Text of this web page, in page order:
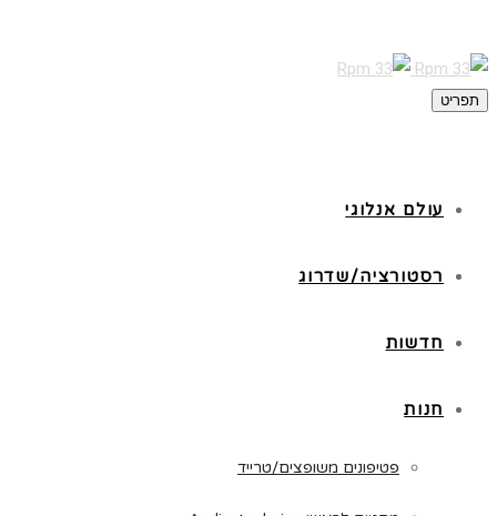
תפריט
עולם אנלוגי
רסטורציה/שדרוג
חדשות
חנות
פטיפונים משופצים/טרייד